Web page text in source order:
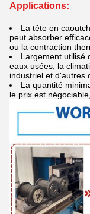
Applications:
La tête en
peut absorber
ou la contraction
Largement utilisé
eaux usées, la
industriel et d'autres
La quantité
le prix est